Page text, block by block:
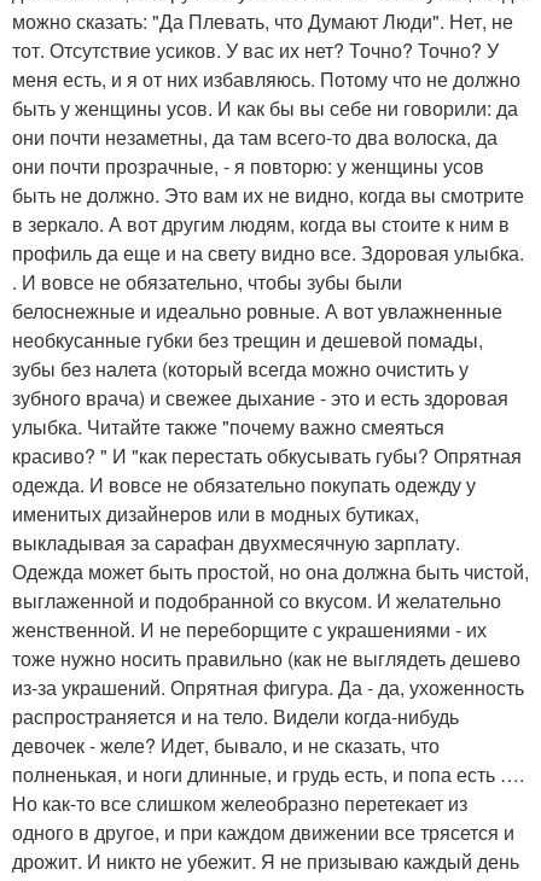
можно сказать: "Да Плевать, что Думают Люди". Нет, не
тот. Отсутствие усиков. У вас их нет? Точно? Точно? У
меня есть, и я от них избавляюсь. Потому что не должно
быть у женщины усов. И как бы вы себе ни говорили: да
они почти незаметны, да там всего-то два волоска, да
они почти прозрачные, - я повторю: у женщины усов
быть не должно. Это вам их не видно, когда вы смотрите
в зеркало. А вот другим людям, когда вы стоите к ним в
профиль да еще и на свету видно все. Здоровая улыбка.
. И вовсе не обязательно, чтобы зубы были
белоснежные и идеально ровные. А вот увлажненные
необкусанные губки без трещин и дешевой помады,
зубы без налета (который всегда можно очистить у
зубного врача) и свежее дыхание - это и есть здоровая
улыбка. Читайте также "почему важно смеяться
красиво? " И "как перестать обкусывать губы? Опрятная
одежда. И вовсе не обязательно покупать одежду у
именитых дизайнеров или в модных бутиках,
выкладывая за сарафан двухмесячную зарплату.
Одежда может быть простой, но она должна быть чистой,
выглаженной и подобранной со вкусом. И желательно
женственной. И не переборщите с украшениями - их
тоже нужно носить правильно (как не выглядеть дешево
из-за украшений. Опрятная фигура. Да - да, ухоженность
распространяется и на тело. Видели когда-нибудь
девочек - желе? Идет, бывало, и не сказать, что
полненькая, и ноги длинные, и грудь есть, и попа есть ….
Но как-то все слишком желеобразно перетекает из
одного в другое, и при каждом движении все трясется и
дрожит. И никто не убежит. Я не призываю каждый день